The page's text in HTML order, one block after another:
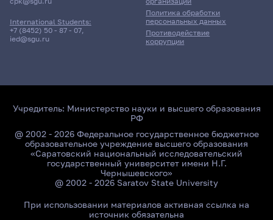
International Students:
+7 (8452) 50 - 87 - 07,
ied@sgu.ru
Политика обработки
персональных данных
Противодействие
коррупции
Учредитель: Министерство науки и высшего образования
РФ
@ 2002 - 2026 Федеральное государственное бюджетное
образовательное учреждение высшего образования
«Саратовский национальный исследовательский
государственный университет имени Н.Г.
Чернышевского»
@ 2002 - 2026 Saratov State University
При использовании материалов активная ссылка на
источник обязательна